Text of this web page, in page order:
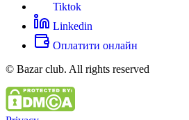
Tiktok
Linkedin
Оплатити онлайн
© Bazar club. All rights reserved